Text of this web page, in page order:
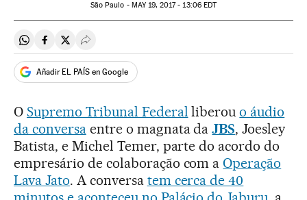
São Paulo - MAY19, 2017 - 13:06EDT
Compartir en Whatsapp
Compartir en Facebook
Compartir en Twitter
Desplegar Redes Sociales
Añadir EL PAÍS en Google
O Supremo Tribunal Federal liberouo áudio
da conversaentre o magnata daJBS, Joesley
Batista, e Michel Temer, parte do acordo do
empresário de colaboração com a Operação
Lava Jato. A conversa tem cerca de 40